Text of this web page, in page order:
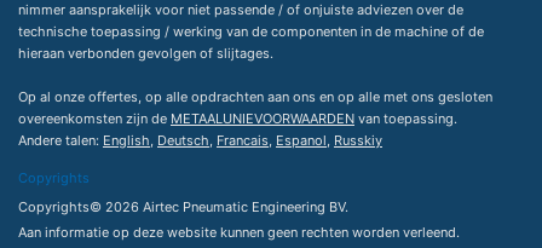
nimmer aansprakelijk voor niet passende / of onjuiste adviezen over de
technische toepassing / werking van de componenten in de machine of de
hieraan verbonden gevolgen of slijtages.
Op al onze offertes, op alle opdrachten aan ons en op alle met ons gesloten
overeenkomsten zijn de METAALUNIEVOORWAARDEN van toepassing.
Andere talen: English, Deutsch, Francais, Espanol, Russkiy
Copyrights
Copyrights© 2026 Airtec Pneumatic Engineering BV.
Aan informatie op deze website kunnen geen rechten worden verleend.